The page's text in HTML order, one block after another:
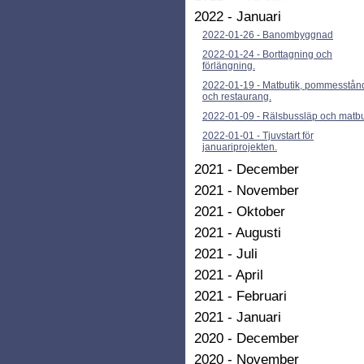
2022 - Januari
2022-01-26 - Banombyggnad
2022-01-24 - Borttagning och
förlängning.
2022-01-19 - Matbutik,
och restaurang.
2022-01-09 - Rälsbussläp och
2022-01-01 - Tjuvstart för
januariprojekten.
2021 - December
2021 - November
2021 - Oktober
2021 - Augusti
2021 - Juli
2021 - April
2021 - Februari
2021 - Januari
2020 - December
2020 - November